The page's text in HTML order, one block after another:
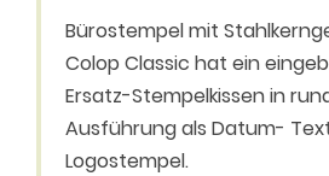
Bürostempel mit
Colop Classic hat ein
Ersatz-Stempelkissen in
Ausführung als Datum-
Logostempel.